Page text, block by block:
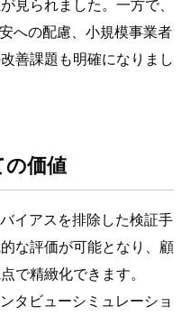
への配慮、小規模事業者
善課題も明確になりまし
価値
イアスを排除した検証手
な評価が可能となり、顧
で精緻化できます。
タビューシミュレーショ